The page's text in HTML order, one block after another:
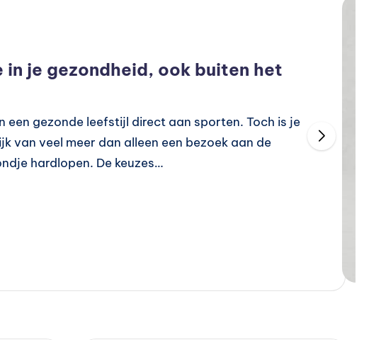
in je gezondheid, ook buiten het
een gezonde leefstijl direct aan sporten. Toch is je
van veel meer dan alleen een bezoek aan de
hardlopen. De keuzes…